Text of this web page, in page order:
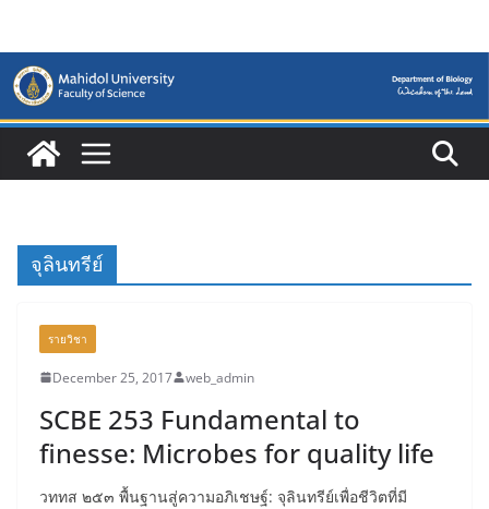
content
จุลินทรีย์
รายวิชา
December 25, 2017 web_admin
SCBE 253 Fundamental to
finesse: Microbes for quality life
วททส ๒๕๓ พื้นฐานสู่ความอภิเชษฐ์: จุลินทรีย์เพื่อชีวิตที่มี